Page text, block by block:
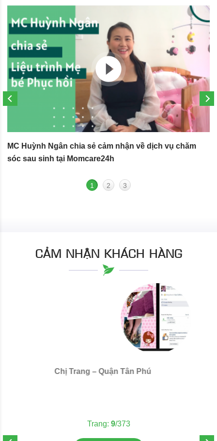
MC Huỳnh Ngân chia sẻ cảm nhận về dịch vụ chăm
sóc sau sinh tại Momcare24h
1 2 3
CẢM NHẬN KHÁCH HÀNG
Chị Trang – Quận Tân Phú
Trang: 10/373